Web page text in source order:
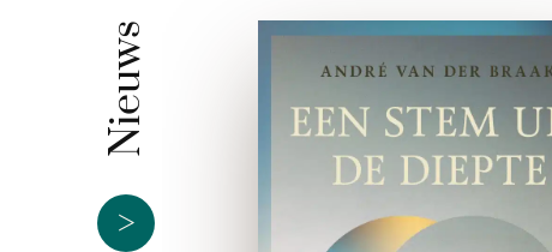
Nieuws
>